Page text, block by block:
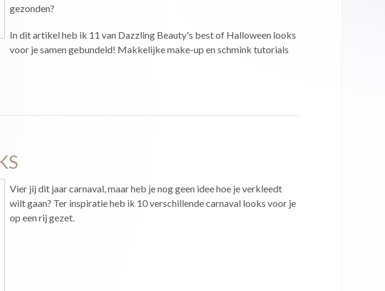
gezonden?
In dit artikel heb ik 11 van Dazzling Beauty's best of Halloween looks
voor je samen gebundeld! Makkelijke make-up en schmink tutorials
Vier jij dit jaar carnaval, maar heb je nog geen idee hoe je verkleedt
wilt gaan? Ter inspiratie heb ik 10 verschillende carnaval looks voor je
op een rij gezet.